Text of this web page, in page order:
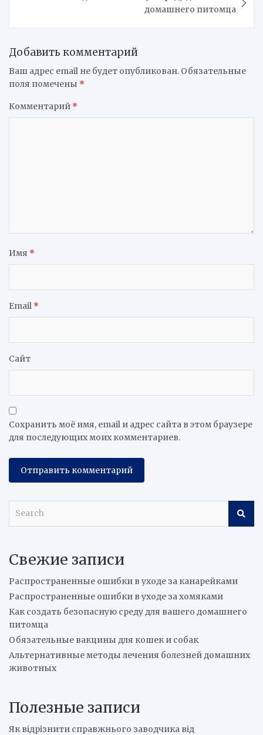
домашнего питомца
Добавить комментарий
Ваш адрес email не будет опубликован. Обязательные
поля помечены *
Комментарий *
Имя *
Email *
Сайт
Сохранить моё имя, email и адрес сайта в этом браузере
для последующих моих комментариев.
c
Свежие записи
Распространенные ошибки в уходе за канарейками
Распространенные ошибки в уходе за хомяками
Как создать безопасную среду для вашего домашнего
питомца
Обязательные вакцины для кошек и собак
Альтернативные методы лечения болезней домашних
животных
Полезные записи
Як відрізнити справжнього заводчика від